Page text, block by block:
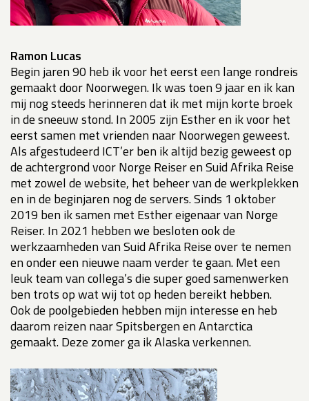
Ramon Lucas
Begin jaren 90 heb ik voor het eerst een lange rondreis
gemaakt door Noorwegen. Ik was toen 9 jaar en ik kan
mij nog steeds herinneren dat ik met mijn korte broek
in de sneeuw stond. In 2005 zijn Esther en ik voor het
eerst samen met vrienden naar Noorwegen geweest.
Als afgestudeerd ICT’er ben ik altijd bezig geweest op
de achtergrond voor Norge Reiser en Suid Afrika Reise
met zowel de website, het beheer van de werkplekken
en in de beginjaren nog de servers. Sinds 1 oktober
2019 ben ik samen met Esther eigenaar van Norge
Reiser. In 2021 hebben we besloten ook de
werkzaamheden van Suid Afrika Reise over te nemen
en onder een nieuwe naam verder te gaan. Met een
leuk team van collega’s die super goed samenwerken
ben trots op wat wij tot op heden bereikt hebben.
Ook de poolgebieden hebben mijn interesse en heb
daarom reizen naar Spitsbergen en Antarctica
gemaakt. Deze zomer ga ik Alaska verkennen.